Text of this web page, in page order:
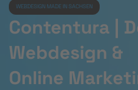
WEBDESIGN MADE IN SACHSEN
Contentura |
Webdesign &
Online